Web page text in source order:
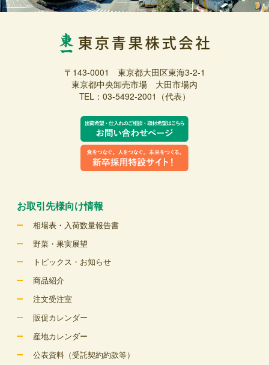
〒143-0001 東京都大田区東海3-2-1
東京都中央卸売市場 大田市場内
TEL：03-5492-2001（代表）
お取引先様向け情報
相場表・入荷数量報告書
野菜・果実展望
トピックス・お知らせ
商品紹介
注文受注室
販促カレンダー
産地カレンダー
公表資料（受託契約約款等）